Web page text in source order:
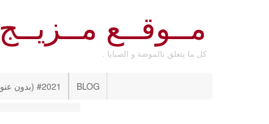
مــوقــع مــزيــج
كل ما يتعلق بالموضة و الصبايا .
#2021 (بدون عنوان) BLOG